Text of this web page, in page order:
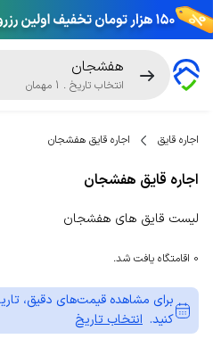
هفشجان
انتخاب تاریخ .
1 مهمان
اجاره قایق اجاره قایق هفشجان
اجاره قایق هفشجان
لیست قایق های هفشجان
0 اقامتگاه یافت شد.
برای مشاهده قیمت‌های دقیق،
کنید. انتخاب تاریخ